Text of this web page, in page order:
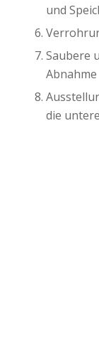
und
Saubere
Abnahme
die